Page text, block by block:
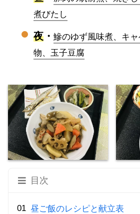
煮びたし
夜 ・ 鰺のゆず風味煮、キ
物、玉子豆腐
目次
昼ご飯のレシピと献立表